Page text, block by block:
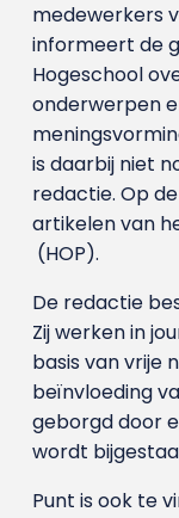
medewerkers
informeert de
Hogeschool
onderwerpen
is daarbij niet
redactie. Op
artikelen van
(HOP).
De redactie
Zij werken in
basis van vrije
beïnvloeding
geborgd door
wordt
Punt is ook te